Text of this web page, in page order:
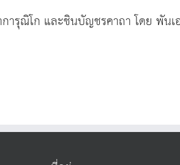
ารุณิโก และชินบัญชรคาถา โดย พัน